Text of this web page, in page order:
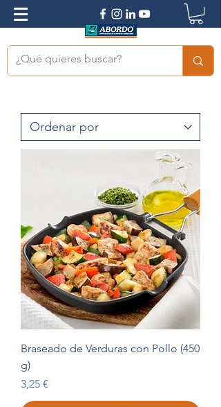
Braseado de Verduras con Pollo (450
g)
Precio
3,25 €